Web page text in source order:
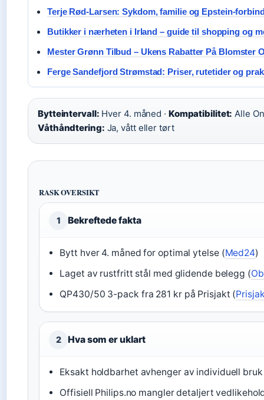
Terje Rød-Larsen: Sykdom, familie og Epstein-
Butikker i nærheten i Irland – guide til shopping og
Mester Grønn Tilbud – Ukens Rabatter På Blomster
Ferge Sandefjord Strømstad: Priser, rutetider og
Bytteintervall: Hver 4. måned · Kompatibilitet: Alle
Våthåndtering: Ja, vått eller tørt
RASK OVERSIKT
1 Bekreftede fakta
Bytt hver 4. måned for optimal ytelse (Med24)
Laget av rustfritt stål med glidende belegg (
QP430/50 3-pack fra 281 kr på Prisjakt (
2 Hva som er uklart
Eksakt holdbarhet avhenger av individuell bruk
Offisiell Philips.no mangler detaljert